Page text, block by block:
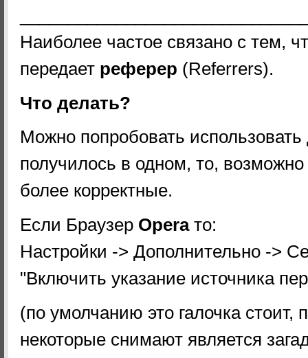
Наиболее частое связано с тем,
передает реферер (Referrers).
Что делать?
Можно попробовать использовать
получилось в одном, то, возможно
более корректные.
Если Браузер Operaто:
Настройки -> Дополнительно ->
"Включить указание источника
(по умолчанию это галочка стоит,
некоторые снимают является